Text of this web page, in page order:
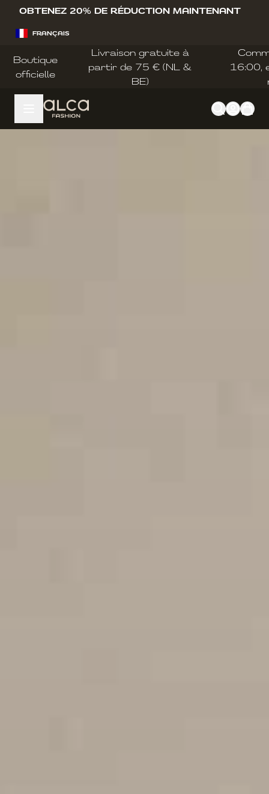
Allez au contenu
OBTENEZ 20% DE RÉDUCTION MAINTENANT
Boutique
officielle
Livraison gratuite à
partir de 75 € (NL &
BE)
16:00,
FRANÇAIS